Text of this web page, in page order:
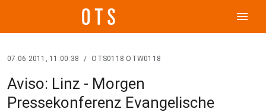
menu
07.06.2011, 11:00:38 / OTS0118 OTW0118
Aviso: Linz - Morgen
Pressekonferenz Evangelische